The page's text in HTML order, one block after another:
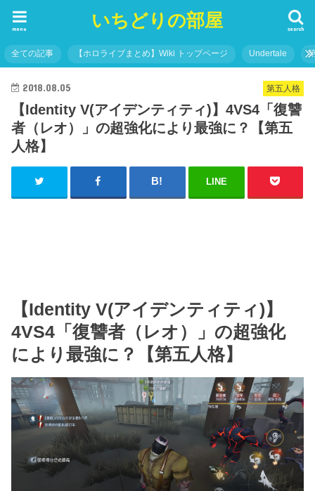
いちどりの部屋 search
menu
全ての記事 【ホロライブまとめ】Wiki トップページ Undertale
第五人格
2018.08.05
【Identity V(アイデンティティ)】4VS4「復讐
者（レオ）」の超強化により最強に？【第五
人格】
LINE
【Identity V(アイデンティティ)】
4VS4「復讐者（レオ）」の超強化
により最強に？【第五人格】